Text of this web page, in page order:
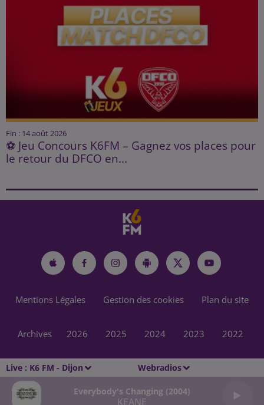
Live : K6 FM - Dijon Webradios
Everybody's Changing (2004)
KEANE
Fin : 14 août 2026
⚽ Jeu Concours K6FM – Gagnez vos places pour
le retour du DFCO en...
Mentions Légales Gestion des cookies Plan du site
Archives 2026 2025 2024 2023 2022